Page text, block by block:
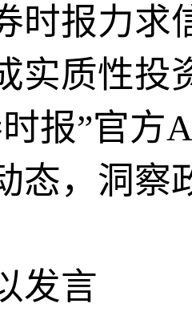
时报力求
实质性投
报”官方
态，洞察
发言